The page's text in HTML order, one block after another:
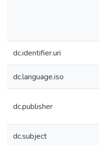
dc.identifier.uri
dc.language.iso
dc.publisher
dc.subject